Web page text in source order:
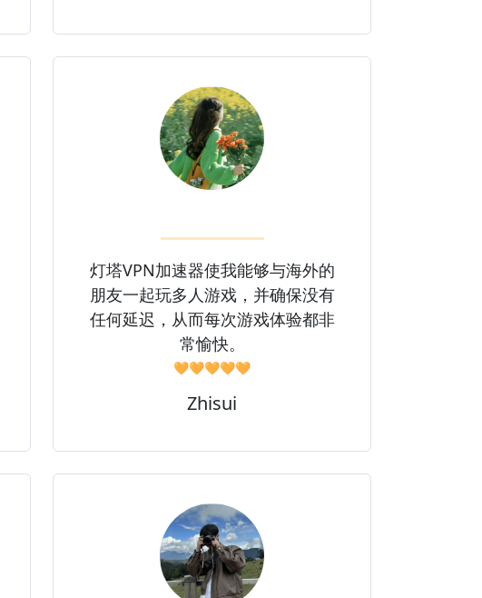
灯塔VPN加速器使我能够与海外的
朋友一起玩多人游戏，并确保没有
任何延迟，从而每次游戏体验都非
常愉快。
🧡🧡🧡🧡🧡
Zhisui